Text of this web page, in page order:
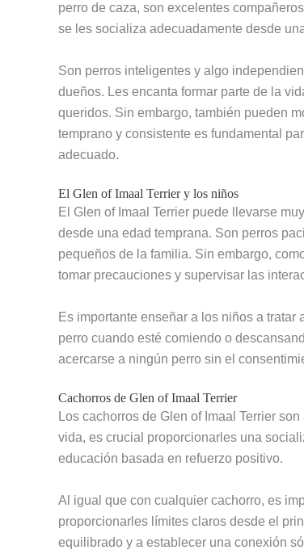
perro de caza, son excelentes
se les socializa adecuadamente desde
Son perros inteligentes y algo
dueños. Les encanta formar parte de la
queridos. Sin embargo, también pueden
temprano y consistente es fundamental
adecuado.
El Glen of Imaal Terrier y los niños
El Glen of Imaal Terrier puede llevarse
desde una edad temprana. Son perros
pequeños de la familia. Sin embargo,
tomar precauciones y supervisar las
Es importante enseñar a los niños a tratar
perro cuando esté comiendo o
acercarse a ningún perro sin el
Cachorros de Glen of Imaal Terrier
Los cachorros de Glen of Imaal Terrier
vida, es crucial proporcionarles una
educación basada en refuerzo positivo.
Al igual que con cualquier cachorro, es
proporcionarles límites claros desde el
equilibrado y a establecer una conexión